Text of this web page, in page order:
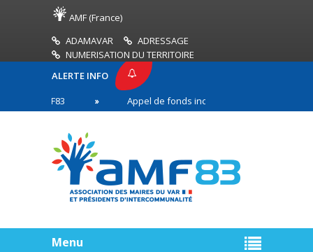
AMF (France)
ADAMAVAR
ADRESSAGE
NUMERISATION DU TERRITOIRE
ALERTE INFO
Appel de fonds incendies de forêt
première ligne
Menu